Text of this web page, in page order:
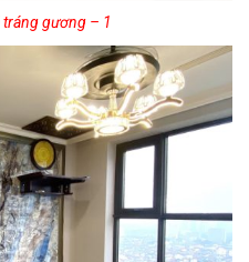
tráng gương – 1